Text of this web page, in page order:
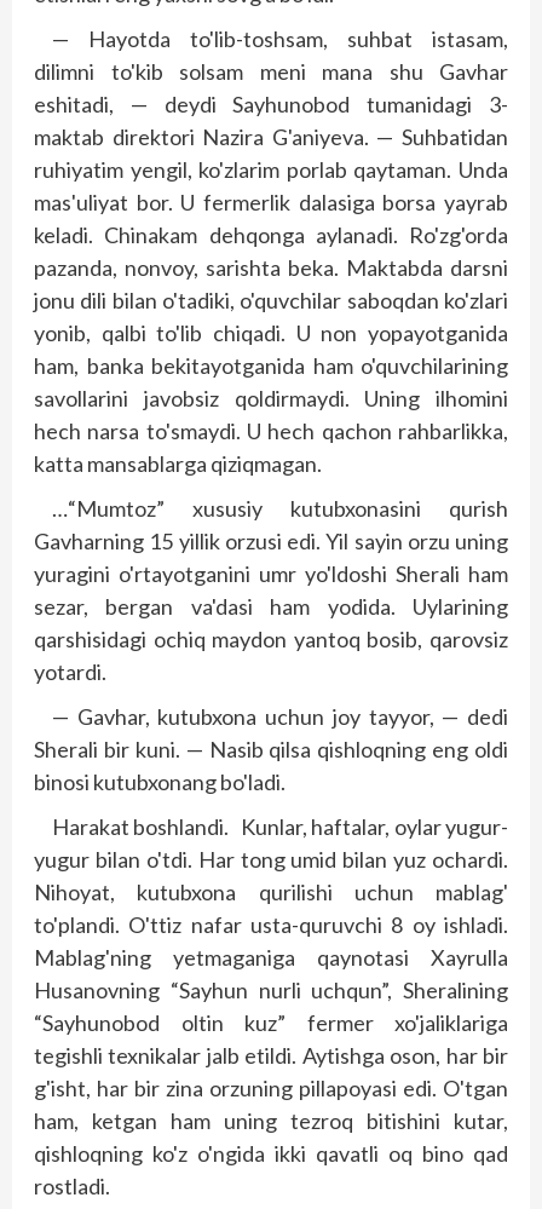
— Hayotda to'lib-toshsam, suhbat istasam,
dilimni to'kib solsam meni mana shu Gavhar
eshitadi, — deydi Sayhunobod tumanidagi 3-
maktab direktori Nazira G'aniyeva. — Suhbatidan
ruhiyatim yengil, ko'zlarim porlab qaytaman. Unda
mas'uliyat bor. U fermerlik dalasiga borsa yayrab
keladi. Chinakam dehqonga aylanadi. Ro'zg'orda
pazanda, nonvoy, sarishta beka. Maktabda darsni
jonu dili bilan o'tadiki, o'quvchilar saboqdan ko'zlari
yonib, qalbi to'lib chiqadi. U non yopayotganida
ham, banka bekitayotganida ham o'quvchilarining
savollarini javobsiz qoldirmaydi. Uning ilhomini
hech narsa to'smaydi. U hech qachon rahbarlikka,
katta mansablarga qiziqmagan.
…“Mumtoz” xususiy kutubxonasini qurish
Gavharning 15 yillik orzusi edi. Yil sayin orzu uning
yuragini o'rtayotganini umr yo'ldoshi Sherali ham
sezar, bergan va'dasi ham yodida. Uylarining
qarshisidagi ochiq maydon yantoq bosib, qarovsiz
yotardi.
— Gavhar, kutubxona uchun joy tayyor, — dedi
Sherali bir kuni. — Nasib qilsa qish­loqning eng oldi
binosi kutubxonang bo'ladi.
Harakat boshlandi. Kunlar, haftalar, oylar yugur-
yugur bilan o'tdi. Har tong umid bilan yuz ochardi.
Nihoyat, kutubxona qurilishi uchun mablag'
to'plandi. O'ttiz nafar usta-quruvchi 8 oy ishladi.
Mablag'ning yetmaganiga qaynotasi Xayrulla
Husanovning “Sayhun nurli uchqun”, Sheralining
“Sayhunobod oltin kuz” fermer xo'jaliklariga
tegishli texnikalar jalb etildi. Aytishga oson, har bir
g'isht, har bir zina orzuning pillapoyasi edi. O'tgan
ham, ketgan ham uning tezroq bitishini kutar,
qishloqning ko'z o'ngida ikki qavatli oq bino qad
rostladi.